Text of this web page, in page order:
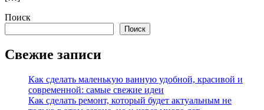
Поиск
Поиск
Свежие записи
Как сделать маленькую ванную удобной, красивой и
современной: самые свежие идеи
Как сделать ремонт, который будет актуальным не